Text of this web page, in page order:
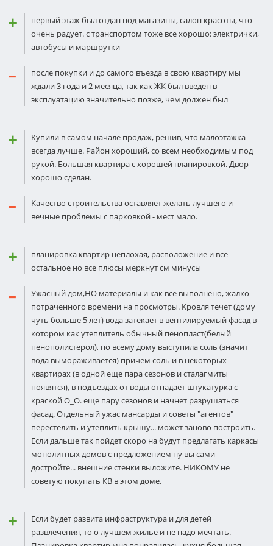
первый этаж был отдан под магазины, салон красоты, что
очень радует. с транспортом тоже все хорошо: электрички,
автобусы и маршрутки
после покупки и до самого въезда в свою квартиру мы
ждали 3 года и 2 месяца, так как ЖК был введен в
эксплуатацию значительно позже, чем должен был
Купили в самом начале продаж, решив, что малоэтажка
всегда лучше. Район хороший, со всем необходимым под
рукой. Большая квартира с хорошей планировкой. Двор
хорошо сделан.
Качество строительства оставляет желать лучшего и
вечные проблемы с парковкой - мест мало.
планировка квартир неплохая, расположение и все
остальное но все плюсы меркнут см минусы
Ужасный дом,НО материалы и как все выполнено, жалко
потраченного времени на просмотры. Кровля течет (дому
чуть больше 5 лет) вода затекает в вентилируемый фасад в
котором как утеплитель обычный пенопласт(белый
пенополистерол), по всему дому выступила соль (значит
вода вымораживается) причем соль и в некоторых
квартирах (в одной еще пара сезонов и сталагмиты
появятся), в подъездах от воды отпадает штукатурка с
краской О_О. еще пару сезонов и начнет разрушаться
фасад. Отдельный ужас мансарды и советы "агентов"
перестелить и утеплить крышу... может заново построить.
Если дальше так пойдет скоро на будут предлагать каркасы
монолитных домов с предложением ну вы сами
достройте... внешние стенки выложите. НИКОМУ не
советую покупать КВ в этом доме.
Если будет развита инфраструктура и для детей
развлечения, то о лучшем жилье и не надо мечтать.